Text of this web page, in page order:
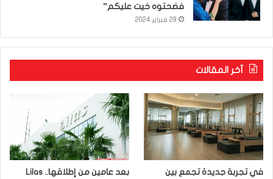
فضحتوه خيت عليكم”
29 فبراير 2024
آخر المقالات
في تجربة جديدة تجمع بين
بعد عامين من إطلاقها.. Lilas